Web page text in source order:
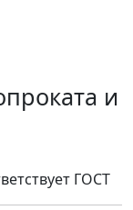
и
ГОСТ